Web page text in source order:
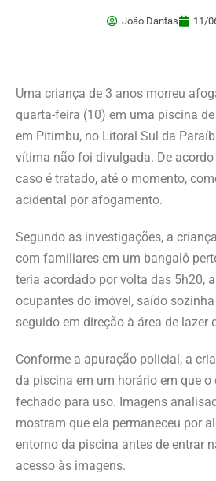
João Dantas 11/
Uma criança de 3 anos morreu
quarta-feira (10) em uma piscina
em Pitimbu, no Litoral Sul da
vítima não foi divulgada. De
caso é tratado, até o momento,
acidental por afogamento.
Segundo as investigações, a
com familiares em um bangalô
teria acordado por volta das 5h20,
ocupantes do imóvel, saído
seguido em direção à área de lazer
Conforme a apuração policial, a
da piscina em um horário em que o
fechado para uso. Imagens
mostram que ela permaneceu por
entorno da piscina antes de entrar
acesso às imagens.